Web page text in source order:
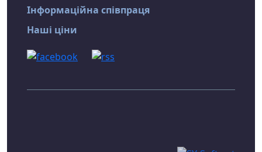
Інформаційна співпраця
Наші ціни